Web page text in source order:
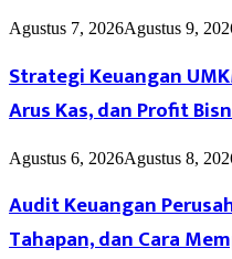
Agustus 7, 2026Agustus 9,
Strategi Keuangan
Arus Kas, dan Profit
Agustus 6, 2026Agustus 8,
Audit Keuangan
Tahapan, dan Cara